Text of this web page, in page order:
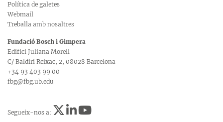
Política de galetes
Webmail
Treballa amb nosaltres
Fundació Bosch i Gimpera
Edifici Juliana Morell
C/ Baldiri Reixac, 2, 08028 Barcelona
+34 93 403 99 00
fbg@fbg.ub.edu
Segueix-nos a: